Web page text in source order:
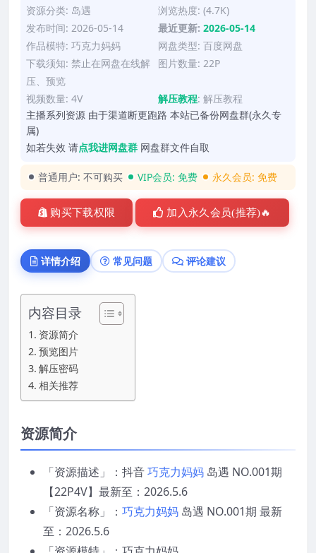
资源分类: 岛遇
浏览热度: (4.7K)
发布时间: 2026-05-14
最近更新: 2026-05-14
作品模特: 巧克力妈妈
网盘类型: 百度网盘
下载须知: 禁止在网盘在线解
压、预览
图片数量: 22P
视频数量: 4V 解压教程: 解压教程
主播系列资源 由于渠道断更跑路 本站已备份网盘群(永久专
属)
如若失效 请点我进网盘群 网盘群文件自取
普通用户: 不可购买 VIP会员: 免费 永久会员: 免费
购买下载权限 加入永久会员(推荐)🔥
详情介绍 常见问题 评论建议
内容目录
资源简介
预览图片
解压密码
相关推荐
资源简介
「资源描述」：抖音巧克力妈妈 岛遇 NO.001期
【22P4V】最新至：2026.5.6
「资源名称」： 巧克力妈妈 岛遇 NO.001期 最新
至：2026.5.6